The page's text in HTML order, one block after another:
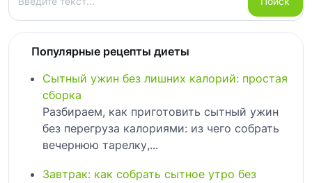
Популярные рецепты диеты
Сытный ужин без лишних калорий: простая
сборка
Разбираем, как приготовить сытный ужин
без перегруза калориями: из чего собрать
вечернюю тарелку,...
Завтрак: как собрать сытное утро без